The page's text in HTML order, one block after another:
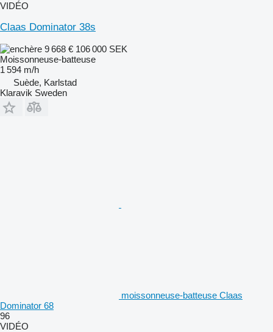
VIDÉO
Claas Dominator 38s
9 668 € 106 000 SEK
Moissonneuse-batteuse
1 594 m/h
Suède, Karlstad
Klaravik Sweden
moissonneuse-batteuse Claas
Dominator 68
96
VIDÉO